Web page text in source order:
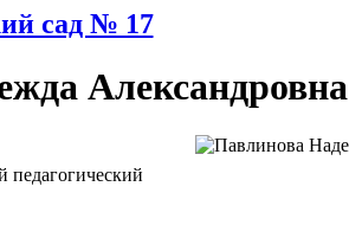
сад № 17
Александровна
педагогический